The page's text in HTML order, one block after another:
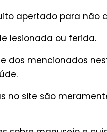
apertado para
lesionada ou ferida.
dos mencionados
no site são